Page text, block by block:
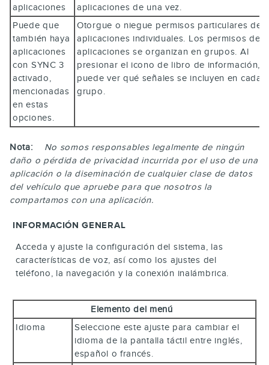
aplicaciones
aplicaciones de una vez.
Puede que
también haya
aplicaciones
con SYNC 3
activado,
mencionadas
en estas
opciones.
Otorgue o niegue permisos particulares de
aplicaciones individuales. Los permisos de
aplicaciones se organizan en grupos. Al
presionar el icono de libro de información,
puede ver qué señales se incluyen en cada
grupo.
Nota:
No somos responsables legalmente de ningún
daño o pérdida de privacidad incurrida por el uso de una
aplicación o la diseminación de cualquier clase de datos
del vehículo que apruebe para que nosotros la
compartamos con una aplicación.
INFORMACIÓN GENERAL
Acceda y ajuste la configuración del sistema, las
características de voz, así como los ajustes del
teléfono, la navegación y la conexión inalámbrica.
Elemento del menú
Idioma
Seleccione este ajuste para cambiar el
idioma de la pantalla táctil entre inglés,
español o francés.